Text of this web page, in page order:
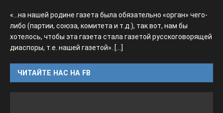
«...на нашей родине газета была обязательно «орган» чего-
либо (партии, союза, комитета и т.д.), так вот, нам бы
хотелось, чтобы эта газета стала газетой русскоговорящей
диаспоры, т.е. нашей газетой». [...]
ЧИТАЙТЕ НАС НА FB